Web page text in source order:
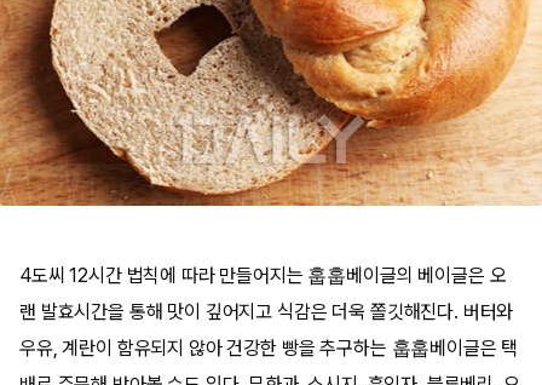
4도씨 12시간 법칙에 따라 만들어지는 훕훕베이글의 베이글은 오
랜 발효시간을 통해 맛이 깊어지고 식감은 더욱 쫄깃해진다. 버터와
우유, 계란이 함유되지 않아 건강한 빵을 추구하는 훕훕베이글은 택